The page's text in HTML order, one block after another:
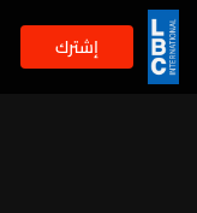
إشترك